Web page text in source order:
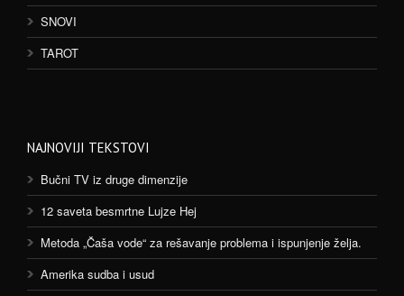
SNOVI
TAROT
NAJNOVIJI TEKSTOVI
Bučni TV iz druge dimenzije
12 saveta besmrtne Lujze Hej
Metoda „Čaša vode“ za rešavanje problema i ispunjenje želja.
Amerika sudba i usud